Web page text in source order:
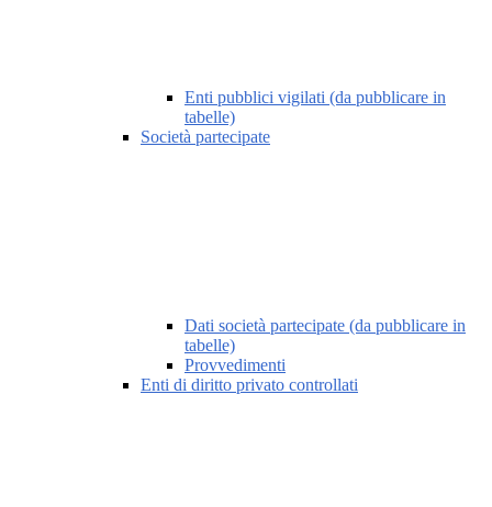
Enti pubblici vigilati (da pubblicare in
tabelle)
Società partecipate
Dati società partecipate (da pubblicare in
tabelle)
Provvedimenti
Enti di diritto privato controllati